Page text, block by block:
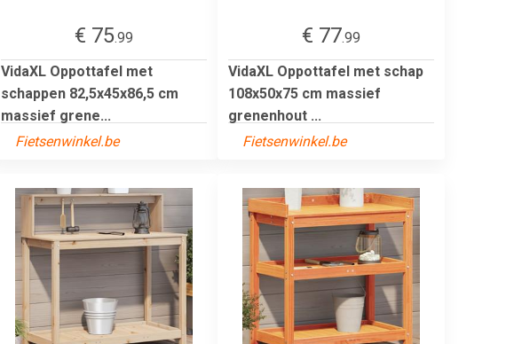
€ 75.99
VidaXL Oppottafel met
schappen 82,5x45x86,5 cm
massief grene...
Fietsenwinkel.be
€ 77.99
VidaXL Oppottafel met schap
108x50x75 cm massief
grenenhout ...
Fietsenwinkel.be